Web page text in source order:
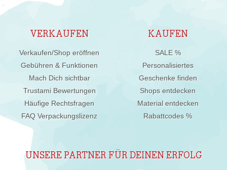
VERKAUFEN
Verkaufen/Shop eröffnen
Gebühren & Funktionen
Mach Dich sichtbar
Trustami Bewertungen
Häufige Rechtsfragen
FAQ Verpackungslizenz
KAUFEN
SALE %
Personalisiertes
Geschenke finden
Shops entdecken
Material entdecken
Rabattcodes %
UNSERE PARTNER FÜR DEINEN ERFOLG